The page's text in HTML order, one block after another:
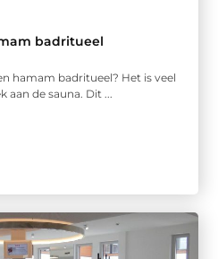
badritueel
hamam badritueel? Het is veel
aan de sauna. Dit ...